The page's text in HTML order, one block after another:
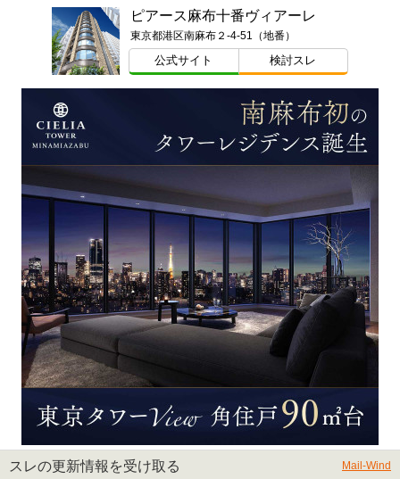
ピアース麻布十番ヴィアーレ
東京都港区南麻布２-4-51（地番）
公式サイト 検討スレ
スレの更新情報を受け取る Mail-Wind